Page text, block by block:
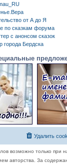
от А до Я
по сказкам форума
с анонсом сказок
города Бердска
Удалить
возможно только при
авторства. За